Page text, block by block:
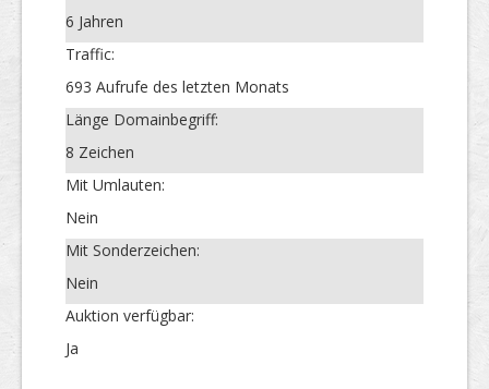
6 Jahren
Traffic:
693 Aufrufe des letzten Monats
Länge Domainbegriff:
8 Zeichen
Mit Umlauten:
Nein
Mit Sonderzeichen:
Nein
Auktion verfügbar:
Ja